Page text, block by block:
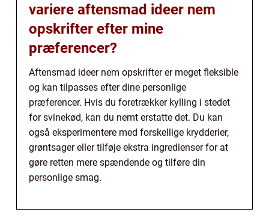
variere aftensmad ideer nem
opskrifter efter mine
præferencer?
Aftensmad ideer nem opskrifter er meget fleksible
og kan tilpasses efter dine personlige
præferencer. Hvis du foretrækker kylling i stedet
for svinekød, kan du nemt erstatte det. Du kan
også eksperimentere med forskellige krydderier,
grøntsager eller tilføje ekstra ingredienser for at
gøre retten mere spændende og tilføre din
personlige smag.